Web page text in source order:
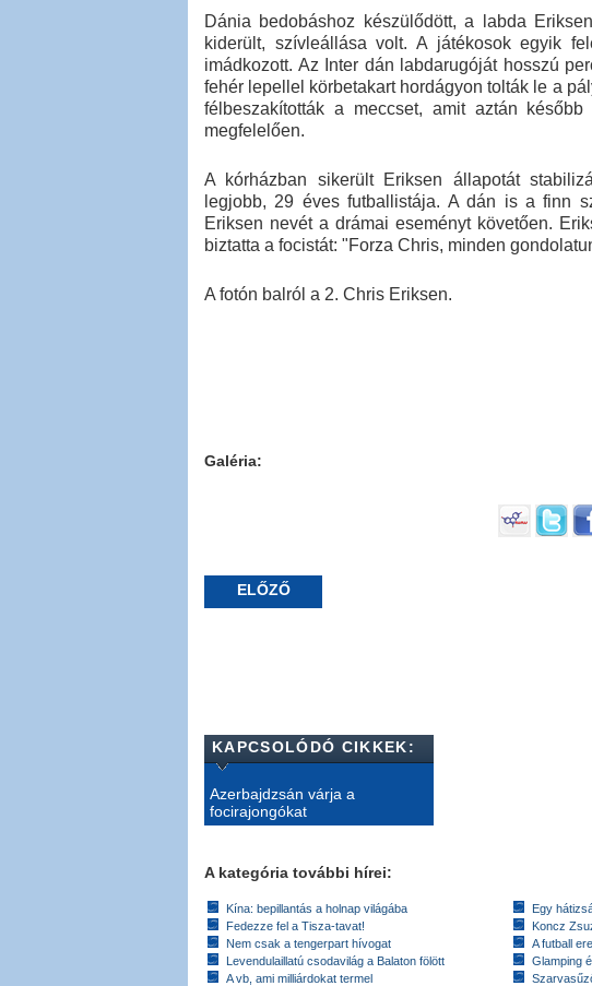
Dánia bedobáshoz készülődött, a labda
kiderült, szívleállása volt. A játékosok egyik
imádkozott. Az Inter dán labdarugóját hosszú
fehér lepellel körbetakart hordágyon tolták le a
félbeszakították a meccset, amit aztán
megfelelően.
A kórházban sikerült Eriksen állapotát
legjobb, 29 éves futballistája. A dán is a finn
Eriksen nevét a drámai eseményt követően.
biztatta a focistát: "Forza Chris, minden
A fotón balról a 2. Chris Eriksen.
Galéria:
ELŐZŐ
KAPCSOLÓDÓ CIKKEK:
Azerbajdzsán várja a
focirajongókat
A kategória további hírei:
Kína: bepillantás a holnap világába
Fedezze fel a Tisza-tavat!
Nem csak a tengerpart hívogat
Levendulaillatú csodavilág a Balaton fölött
A vb, ami milliárdokat termel
Egy
Koncz
A futball
Glamping